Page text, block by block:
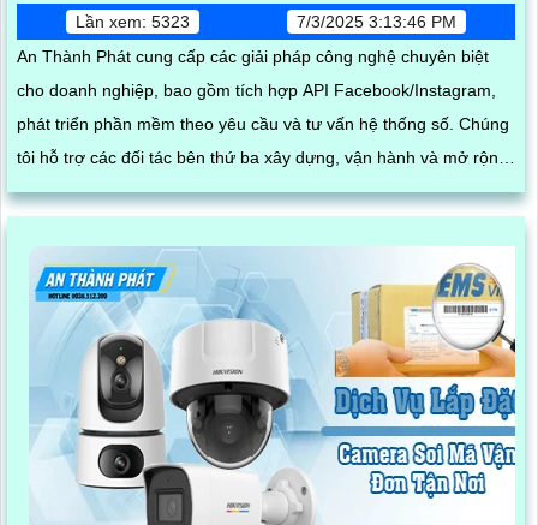
Lần xem: 5323
7/3/2025 3:13:46 PM
An Thành Phát cung cấp các giải pháp công nghệ chuyên biệt
cho doanh nghiệp, bao gồm tích hợp API Facebook/Instagram,
phát triển phần mềm theo yêu cầu và tư vấn hệ thống số. Chúng
tôi hỗ trợ các đối tác bên thứ ba xây dựng, vận hành và mở rộng
hệ thống trên nền tảng mạng xã hội, giúp tối ưu hóa quy trình